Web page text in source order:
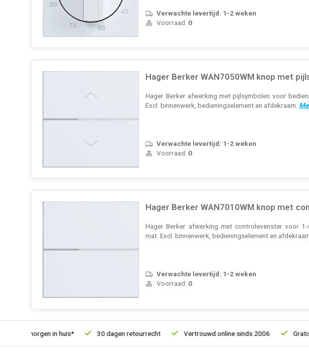
Verwachte levertijd: 1-2 weken
Voorraad: 0
Hager Berker WAN7050WM knop met
Hager Berker afwerking met pijlsymbolen voor
Excl. binnenwerk, bedieningselement en afdekraam.
Verwachte levertijd: 1-2 weken
Voorraad: 0
Hager Berker WAN7010WM knop met
Hager Berker afwerking met controlevenster voor
mat. Excl. binnenwerk, bedieningselement en
Verwachte levertijd: 1-2 weken
Voorraad: 0
morgen in huis* 30 dagen retourrecht Vertrouwd online sinds 2006 Gratis